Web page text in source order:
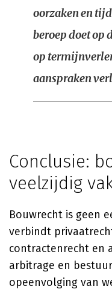
oorzaken en
beroep doet op
op
aanspraken
Conclusie:
veelzijdig
Bouwrecht is geen
verbindt
contractenrecht en
arbitrage en
opeenvolging van